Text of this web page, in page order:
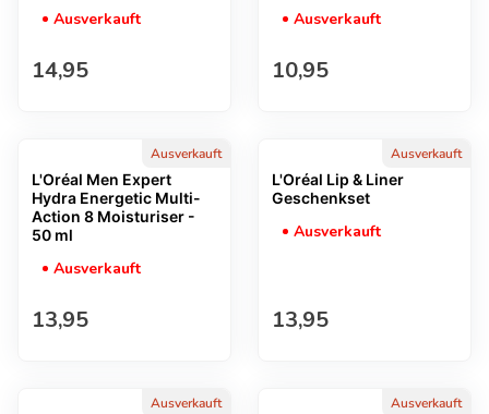
Ausverkauft
Regulärer Preis
14,95
Ausverkauft
Regulärer Preis
10,95
Ausverkauft
L'Oréal Men Expert
Hydra Energetic Multi-
Action 8 Moisturiser -
50 ml
Ausverkauft
Regulärer Preis
13,95
Ausverkauft
L'Oréal Lip & Liner
Geschenkset
Ausverkauft
Regulärer Preis
13,95
Ausverkauft Ausverkauft